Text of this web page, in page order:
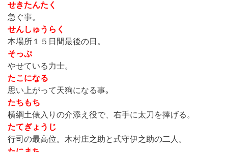
せきたんたく
急ぐ事。
せんしゅうらく
本場所１５日間最後の日。
そっぷ
やせている力士。
たこになる
思い上がって天狗になる事｡
たちもち
横綱土俵入りの介添え役で、右手に太刀を捧げる。
たてぎょうじ
行司の最高位。木村庄之助と式守伊之助の二人。